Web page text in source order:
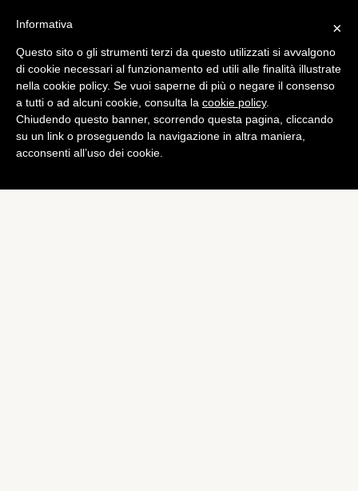
Mobile
Google: i nuovi Nexus a LG
e Huawei. In arrivo un Play
Store per la Cina
diLuigi Sirito
×
Informativa
Questo sito o gli strumenti terzi da questo utilizzati si avvalgono
di cookie necessari al funzionamento ed utili alle finalità illustrate
nella cookie policy. Se vuoi saperne di più o negare il consenso
a tutti o ad alcuni cookie, consulta la cookie policy.
Chiudendo questo banner, scorrendo questa pagina, cliccando
su un link o proseguendo la navigazione in altra maniera,
acconsenti all’uso dei cookie.